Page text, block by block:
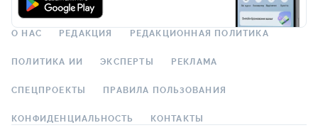
О НАС РЕДАКЦИЯ РЕДАКЦИОННАЯ ПОЛИТИКА
ПОЛИТИКА ИИ ЭКСПЕРТЫ РЕКЛАМА
СПЕЦПРОЕКТЫ ПРАВИЛА ПОЛЬЗОВАНИЯ
КОНФИДЕНЦИАЛЬНОСТЬ КОНТАКТЫ